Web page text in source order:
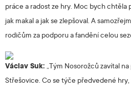
práce a radost ze hry. Moc bych chtěla
jak makal a jak se zlepšoval. A
rodičům za podporu a fandění celou
Václav Suk: „Tým Nosorožců zavítal
Střešovice. Co se týče předvedené hry,